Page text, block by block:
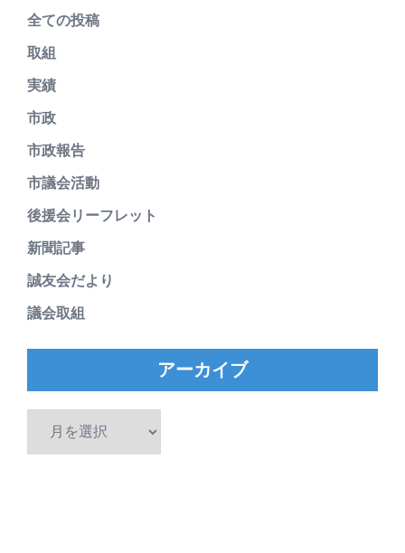
全ての投稿
取組
実績
市政
市政報告
市議会活動
後援会リーフレット
新聞記事
誠友会だより
議会取組
アーカイブ